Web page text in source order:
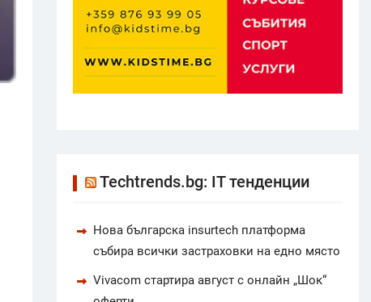
Techtrends.bg: IT тенденции
Нова българска insurtech платформа
събира всички застраховки на едно място
Vivacom стартира август с онлайн „Шок“